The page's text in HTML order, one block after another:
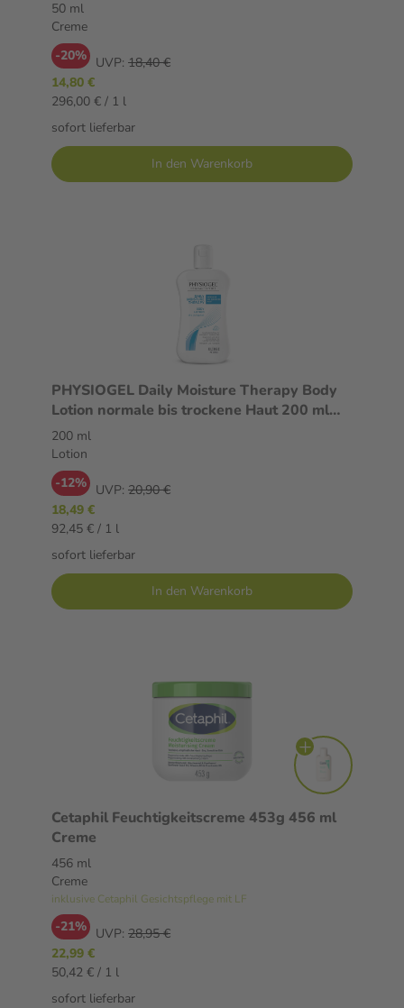
50 ml
Creme
-20% UVP: 18,40 €
14,80 €
296,00 € / 1 l
sofort lieferbar
In den Warenkorb
PHYSIOGEL Daily Moisture Therapy Body
Lotion normale bis trockene Haut 200 ml
Lotion
200 ml
Lotion
-12% UVP: 20,90 €
18,49 €
92,45 € / 1 l
sofort lieferbar
In den Warenkorb
Cetaphil Feuchtigkeitscreme 453g 456 ml
Creme
456 ml
Creme
inklusive Cetaphil Gesichtspflege mit LF
-21% UVP: 28,95 €
22,99 €
50,42 € / 1 l
sofort lieferbar